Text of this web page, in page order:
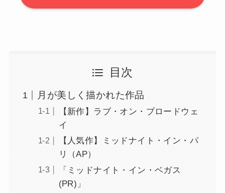
目次
月が美しく描かれた作品
【新作】ラブ・オン・ブロードウェ
イ
【人気作】ミッドナイト・イン・パ
リ（AP）
「ミッドナイト・イン・ベガス
(PR)」